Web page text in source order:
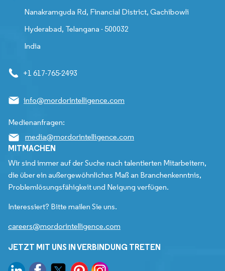
Nanakramguda Rd, Financial District, Gachibowli
Hyderabad, Telangana - 500032
India
+1 617-765-2493
info@mordorintelligence.com
Medienanfragen:
media@mordorintelligence.com
MITMACHEN
Wir sind immer auf der Suche nach talentierten Mitarbeitern,
die über ein außergewöhnliches Maß an Branchenkenntnis,
Problemlösungsfähigkeit und Neigung verfügen.
Interessiert? Bitte mailen Sie uns.
careers@mordorintelligence.com
JETZT MIT UNS IN VERBINDUNG TRETEN